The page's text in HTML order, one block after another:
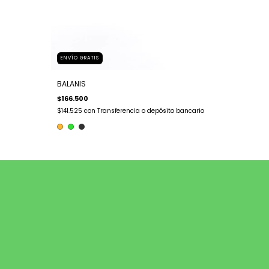
ENVÍO GRATIS
BALANIS
$166.500
$141.525 con Transferencia o depósito bancario